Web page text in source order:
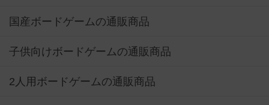
国産ボードゲームの通販商品
子供向けボードゲームの通販商品
2人用ボードゲームの通販商品